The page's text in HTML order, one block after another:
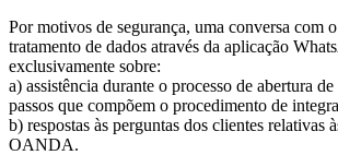
Por motivos de segurança, uma conversa com
tratamento de dados através da aplicação
exclusivamente sobre:
a) assistência durante o processo de abertura
passos que compõem o procedimento de
b) respostas às perguntas dos clientes relativas
OANDA.